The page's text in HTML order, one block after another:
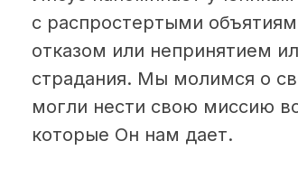
с распростертыми
отказом или непринятием
страдания. Мы молимся о
могли нести свою миссию
которые Он нам дает.